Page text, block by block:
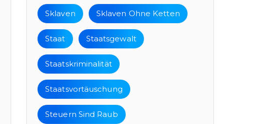
Sklaven Sklaven Ohne Ketten
Staat Staatsgewalt
Staatskriminalität
Staatsvortäuschung
Steuern Sind Raub